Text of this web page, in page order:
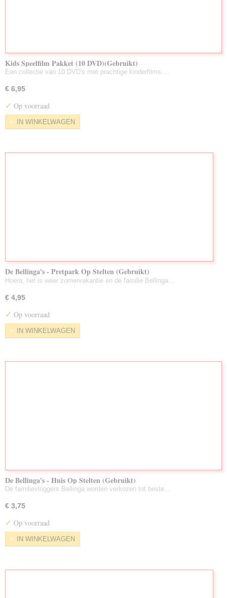
Kids Speelfilm Pakket (10 DVD)(Gebruikt)
Een collectie van 10 DVD's met prachtige kinderfilms.…
€ 6,95
✓ Op voorraad
IN WINKELWAGEN
De Bellinga's - Pretpark Op Stelten (Gebruikt)
Hoera, het is weer zomervakantie en de familie Bellinga…
€ 4,95
✓ Op voorraad
IN WINKELWAGEN
De Bellinga's - Huis Op Stelten (Gebruikt)
De familievloggers Bellinga worden verkozen tot beste…
€ 3,75
✓ Op voorraad
IN WINKELWAGEN